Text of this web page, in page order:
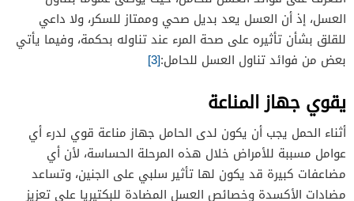
العسل، إذ أن العسل يعد بديل صحي وممتاز للسكر، ولا داعي
للقلق بشأن تأثيره على صحة المرء عند تناوله بحكمة، وفيما يأتي
بعض من فوائد تناول العسل للحامل:[3]
يقوي جهاز المناعة
أثناء الحمل يجب أن يكون لدى الحامل جهاز مناعة قوي لدرء أي
عوامل مسببة للأمراض خلال هذه المرحلة الحساسة، لأن أي
مضاعفات كبيرة قد يكون لها تأثير سلبي على الجنين، وتساعد
مضادات الأكسدة وخصائص العسل المضادة للبكتيريا على تعزيز